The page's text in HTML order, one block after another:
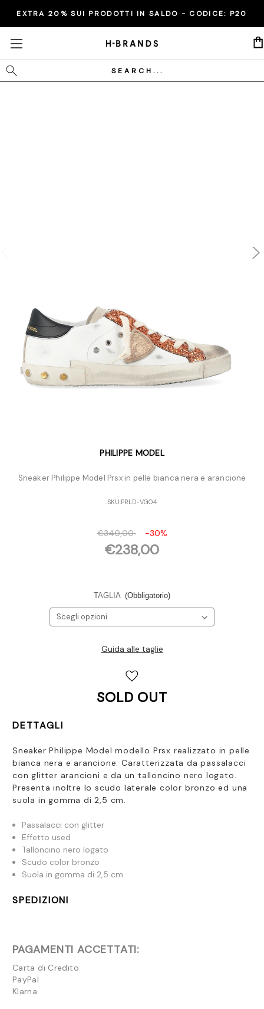
EXTRA 20% SUI PRODOTTI IN SALDO - CODICE: P20
Cerca
PHILIPPE MODEL
Sneaker Philippe Model Prsx in pelle bianca nera e arancione
SKU:PRLD-VG04
€340,00 -30%
€238,00
TAGLIA (Obbligatorio)
Guida alle taglie
SOLD OUT
DETTAGLI
Sneaker Philippe Model modello Prsx realizzato in pelle
bianca nera e arancione. Caratterizzata da passalacci
con glitter arancioni e da un talloncino nero logato.
Presenta inoltre lo scudo laterale color bronzo ed una
suola in gomma di 2,5 cm.
Passalacci con glitter
Effetto used
Talloncino nero logato
Scudo color bronzo
Suola in gomma di 2,5 cm
SPEDIZIONI
PAGAMENTI ACCETTATI:
Carta di Credito
PayPal
Klarna